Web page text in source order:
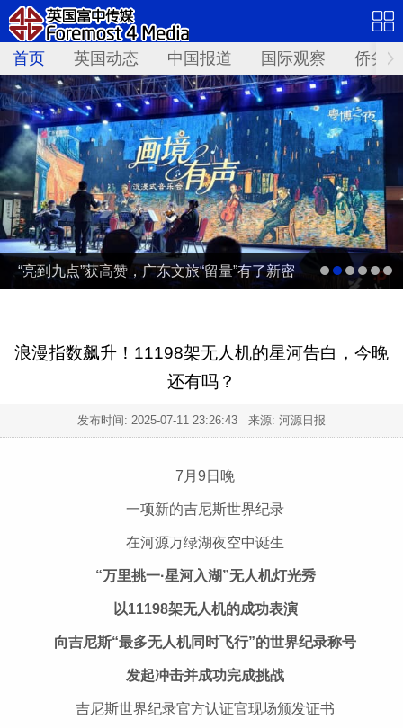
首页 英国动态 中国报道 国际观察 侨务
“亮到九点”获高赞，广东文旅“留量”有了新密
浪漫指数飙升！11198架无人机的星河告白，今晚
还有吗？
发布时间: 2025-07-11 23:26:43 来源: 河源日报
7月9日晚
一项新的吉尼斯世界纪录
在河源万绿湖夜空中诞生
“万里挑一·星河入湖”无人机灯光秀
以11198架无人机的成功表演
向吉尼斯“最多无人机同时飞行”的世界纪录称号
发起冲击并成功完成挑战
吉尼斯世界纪录官方认证官现场颁发证书